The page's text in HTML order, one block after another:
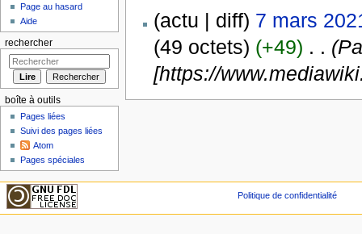
(actu | diff) 7 mars
(49 octets) (+49) . .
[https://
Page au hasard
Aide
rechercher
boîte à outils
Pages liées
Suivi des pages liées
Atom
Pages spéciales
Politique de confidentialité